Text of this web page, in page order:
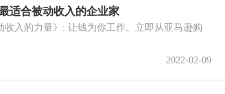
适合被动收入的企业家
入的力量》: 让钱为你工作。立即从亚马逊购
2022-02-09